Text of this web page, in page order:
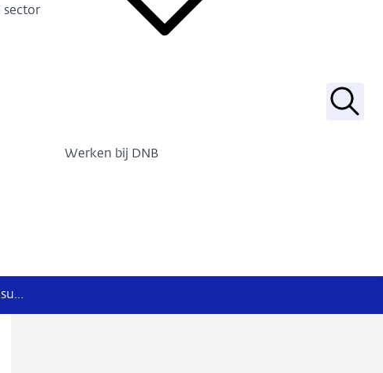
sector
Werken bij DNB
Zoek
Using debit card payments data for nowcasting Dutch household consumption